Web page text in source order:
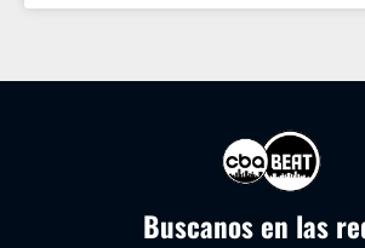
Buscanos en las